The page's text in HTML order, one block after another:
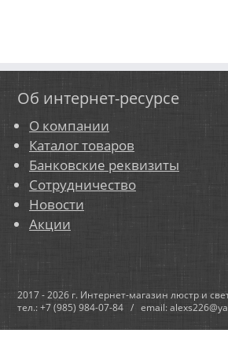
Об интернет-ресурсе
О компании
Каталог товаров
Банковские реквизиты
Сотрудничество
Новости
Акции
2017 - 2026 г. Интернет-магазин люстр и
тел.: +7 (985) 984-07-84 / email: